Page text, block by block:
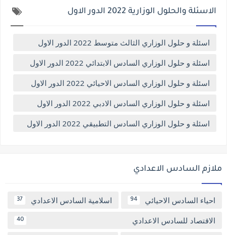
الاسئلة والحلول الوزارية 2022 الدور الاول
اسئلة و حلول الوزاري الثالث متوسط 2022 الدور الاول
اسئلة و حلول الوزاري السادس الابتدائي 2022 الدور الاول
اسئلة و حلول الوزاري السادس الاحيائي 2022 الدور الاول
اسئلة و حلول الوزاري السادس الادبي 2022 الدور الاول
اسئلة و حلول الوزاري السادس التطبيقي 2022 الدور الاول
ملازم السادس الاعدادي
احياء السادس الاحيائي 94 اسلامية السادس الاعدادي 37
الاقتصاد للسادس الاعدادي 40